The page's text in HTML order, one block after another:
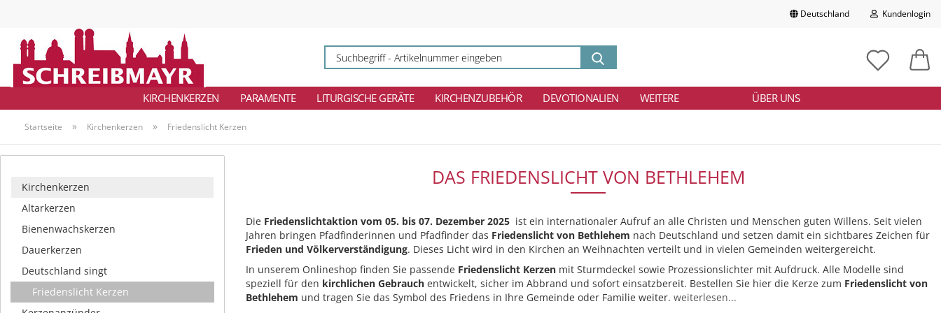
Deutschland Kundenlogin
E-Mail
Passwort vergessen?
eingeben
KIRCHENKERZEN PARAMENTE LITURGISCHE GERÄTE KIRCHENZUBEHÖR DEVOTIONALIEN ÜBER UNS
WEITERE
Startseite » Kirchenkerzen » Friedenslicht Kerzen
DAS FRIEDENSLICHT VON BETHLEHEM
Die Friedenslichtaktion vom 05. bis 07. Dezember 2025 ist ein internationaler Aufruf an alle Christen und Menschen guten Willens. Seit vielen
Jahren bringen Pfadfinderinnen und Pfadfinder das Friedenslicht von Bethlehem nach Deutschland und setzen damit ein sichtbares Zeichen für
Frieden und Völkerverständigung. Dieses Licht wird in den Kirchen an Weihnachten verteilt und in vielen Gemeinden weitergereicht.
In unserem Onlineshop finden Sie passende Friedenslicht Kerzen mit Sturmdeckel sowie Prozessionslichter mit Aufdruck. Alle Modelle sind
speziell für den kirchlichen Gebrauch entwickelt, sicher im Abbrand und sofort einsatzbereit. Bestellen Sie hier die Kerze zum Friedenslicht von
Bethlehem und tragen Sie das Symbol des Friedens in Ihre Gemeinde oder Familie weiter. weiterlesen...
Kirchenkerzen
Altarkerzen
Bienenwachskerzen
Dauerkerzen
Deutschland singt
Friedenslicht Kerzen